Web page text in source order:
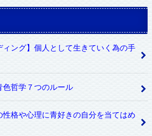
ィング】個人として生きていく為の手
色哲学７つのルール
格や心理に青好きの自分を当てはめ